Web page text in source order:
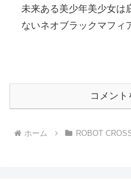
未来ある美少年美少女は
ないネオブラックマフィ
コメント
ホーム ROBOT